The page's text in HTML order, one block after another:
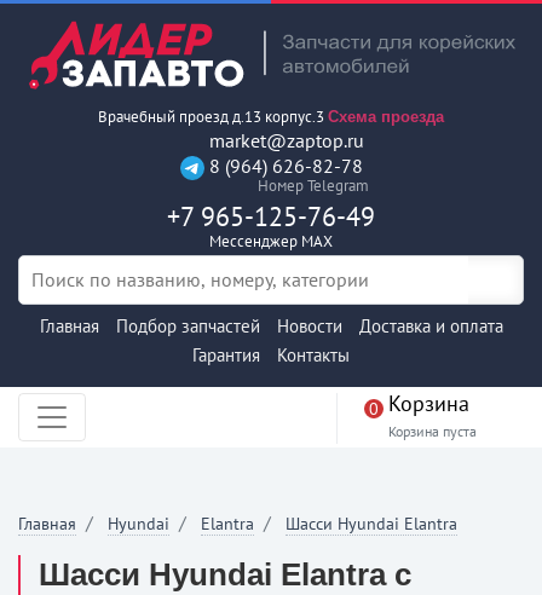
Врачебный проезд д.13 корпус.3 Схема проезда
market@zaptop.ru
8 (964) 626-82-78
Номер Telegram
+7 965-125-76-49
Мессенджер MAX
Главная Подбор запчастей Новости
Доставка и оплата
Гарантия
Контакты
0 Корзина
Корзина пуста
Главная Hyundai Elantra Шасси Hyundai Elantra
Шасси Hyundai Elantra с